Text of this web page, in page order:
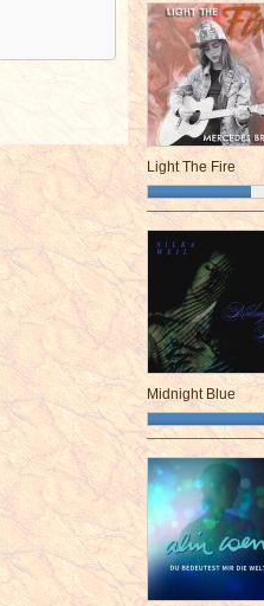
Light The Fire
Midnight Blue